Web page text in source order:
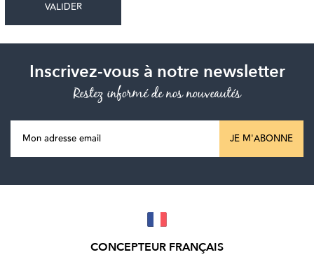
Inscrivez-vous à notre newsletter
Restez informé de nos nouveautés
JE M'ABONNE
CONCEPTEUR FRANÇAIS